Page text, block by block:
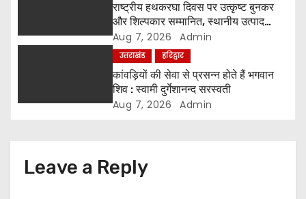
n
राष्ट्रीय हथकरघा दिवस पर उत्कृष्ट बुनकर
और शिल्पकार सम्मानित, स्थानीय उत्पाद
अपनाने का आह्वान
Aug 7, 2026 Admin
उत्तराखंड हरिद्वार
कांवड़ियों की सेवा से प्रसन्न होते हैं भगवान
शिव : स्वामी दुर्गेशानन्द सरस्वती
Aug 7, 2026 Admin
Leave a Reply